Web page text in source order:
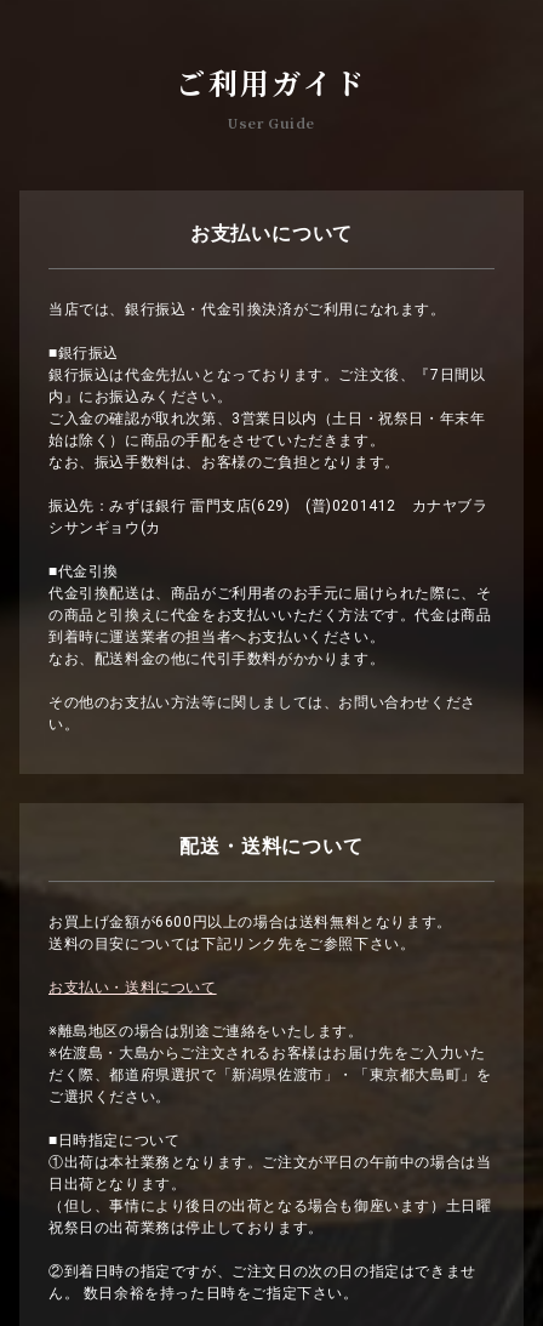
ご利用ガイド
User Guide
お支払いについて
当店では、銀行振込・代金引換決済がご利用になれます。
■銀行振込
銀行振込は代金先払いとなっております。ご注文後、『7日間以
内』にお振込みください。
ご入金の確認が取れ次第、3営業日以内（土日・祝祭日・年末年
始は除く）に商品の手配をさせていただきます。
なお、振込手数料は、お客様のご負担となります。
振込先：みずほ銀行 雷門支店(629) (普)0201412 カナヤブラ
シサンギョウ(カ
■代金引換
代金引換配送は、商品がご利用者のお手元に届けられた際に、そ
の商品と引換えに代金をお支払いいただく方法です。代金は商品
到着時に運送業者の担当者へお支払いください。
なお、配送料金の他に代引手数料がかかります。
その他のお支払い方法等に関しましては、お問い合わせくださ
い。
配送・送料について
お買上げ金額が6600円以上の場合は送料無料となります。
送料の目安については下記リンク先をご参照下さい。
お支払い・送料について
※離島地区の場合は別途ご連絡をいたします。
※佐渡島・大島からご注文されるお客様はお届け先をご入力いた
だく際、都道府県選択で「新潟県佐渡市」・「東京都大島町」を
ご選択ください。
■日時指定について
①出荷は本社業務となります。ご注文が平日の午前中の場合は当
日出荷となります。
（但し、事情により後日の出荷となる場合も御座います）土日曜
祝祭日の出荷業務は停止しております。
②到着日時の指定ですが、ご注文日の次の日の指定はできませ
ん。 数日余裕を持った日時をご指定下さい。